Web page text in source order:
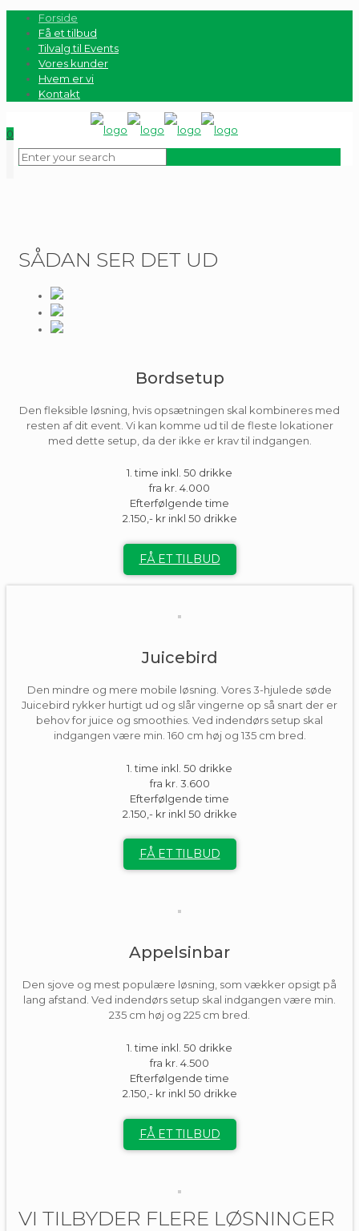
Forside
Få et tilbud
Tilvalg til Events
Vores kunder
Hvem er vi
Kontakt
0
SÅDAN SER DET UD
Bordsetup
Den fleksible løsning, hvis opsætningen skal kombineres med
resten af dit event. Vi kan komme ud til de fleste lokationer
med dette setup, da der ikke er krav til indgangen.
1. time inkl. 50 drikke
fra kr. 4.000
Efterfølgende time
2.150,- kr inkl 50 drikke
FÅ ET TILBUD
Juicebird
Den mindre og mere mobile løsning. Vores 3-hjulede søde
Juicebird rykker hurtigt ud og slår vingerne op så snart der er
behov for juice og smoothies. Ved indendørs setup skal
indgangen være min. 160 cm høj og 135 cm bred.
1. time inkl. 50 drikke
fra kr. 3.600
Efterfølgende time
2.150,- kr inkl 50 drikke
FÅ ET TILBUD
Appelsinbar
Den sjove og mest populære løsning, som vækker opsigt på
lang afstand. Ved indendørs setup skal indgangen være min.
235 cm høj og 225 cm bred.
1. time inkl. 50 drikke
fra kr. 4.500
Efterfølgende time
2.150,- kr inkl 50 drikke
FÅ ET TILBUD
VI TILBYDER FLERE LØSNINGER